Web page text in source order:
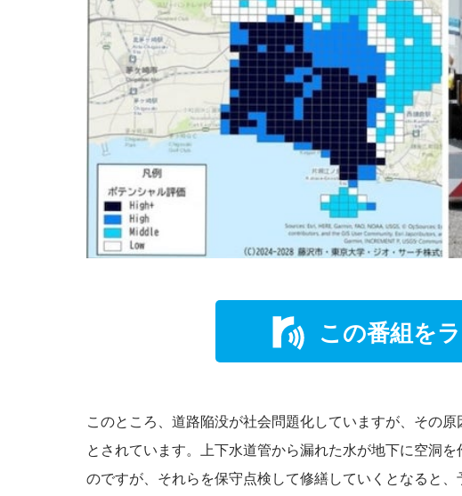
この番組を
このところ、道路陥没が社会問題化していますが、その
とされています。上下水道管から漏れた水が地下に空洞
のですが、それらを保守点検して修繕していくとなると